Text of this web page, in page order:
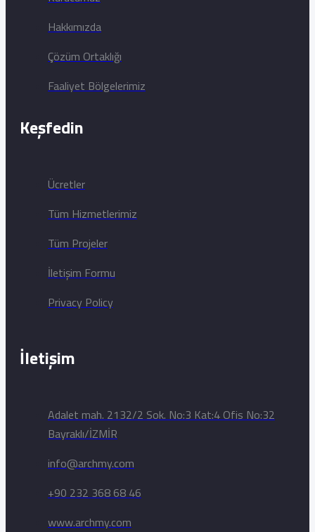
Hakkımızda
Çözüm Ortaklığı
Faaliyet Bölgelerimiz
Keşfedin
Ücretler
Tüm Hizmetlerimiz
Tüm Projeler
İletişim Formu
Privacy Policy
İletişim
Adalet mah. 2132/2 Sok. No:3 Kat:4 Ofis No:32
Bayraklı/İZMİR
info@archmy.com
+90 232 368 68 46
www.archmy.com